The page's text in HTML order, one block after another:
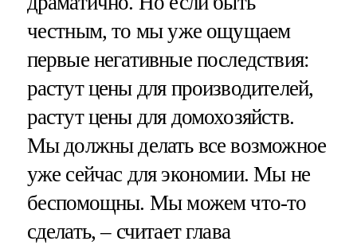
честным, то мы уже ощущаем
первые негативные последствия:
растут цены для производителей,
растут цены для домохозяйств.
Мы должны делать все возможное
уже сейчас для экономии. Мы не
беспомощны. Мы можем что-то
сделать, – считает глава